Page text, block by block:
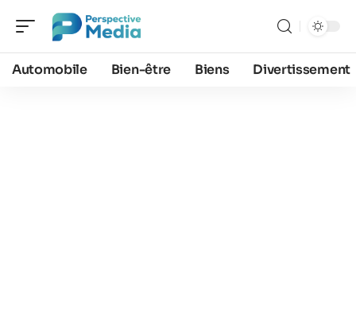
Automobile Bien-être Biens Divertissement